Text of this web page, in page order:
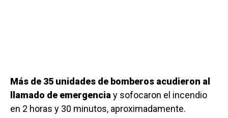
Más de 35 unidades de bomberos acudieron al
llamado de emergencia y sofocaron el incendio
en 2 horas y 30 minutos, aproximadamente.